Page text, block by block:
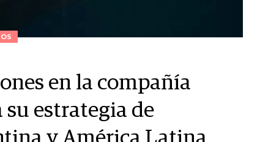
en la compañía
estrategia de